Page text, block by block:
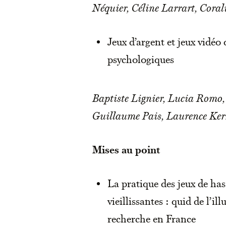
Néquier, Céline Larrart,
Jeux d’argent et jeux
psychologiques
Baptiste Lignier, Lucia
Guillaume Pais, Laurence
Mises au point
La pratique des jeux de
vieillissantes : quid de
recherche en France